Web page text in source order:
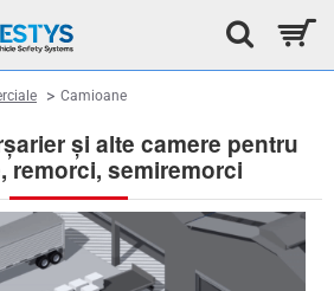
și alte camere pentru
remorci, semiremorci
Camioane